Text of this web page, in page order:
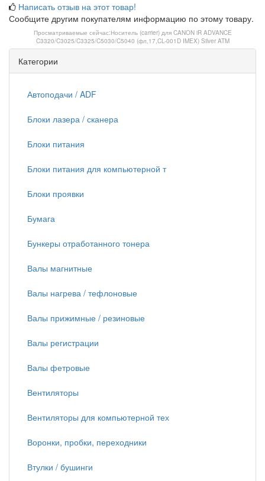
Написать отзыв на этот товар!
Сообщите другим покупателям информацию по этому товару.
Просматриваемые сейчас:Носитель (carrier) для CANON iR ADVANCE
C3320/C3025/C3325/C5030/C5040 (фл,17,CL-001D IMEX) Silver ATM
Категории
Автоподачи / ADF
Блоки лазера / сканера
Блоки питания
Блоки питания для компьютерной т
Блоки проявки
Бумага
Бункеры отработанного тонера
Валы магнитные
Валы нагрева / тефлоновые
Валы прижимные / резиновые
Валы регистрации
Валы фетровые
Вентиляторы
Вентиляторы для компьютерной тех
Воронки, пробки, переходники
Втулки / бушинги